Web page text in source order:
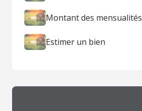
Montant des mensualités
Estimer un bien